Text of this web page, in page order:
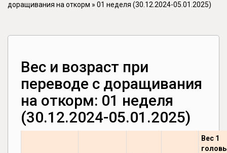
доращивания на откорм » 01 неделя (30.12.2024-05.01.2025)
Вес и возраст при
переводе с доращивания
на откорм: 01 неделя
(30.12.2024-05.01.2025)
Вес 1